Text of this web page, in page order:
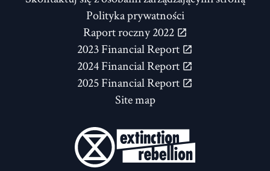
Polityka prywatności
Raport roczny 2022
2023 Financial Report
2024 Financial Report
2025 Financial Report
Site map